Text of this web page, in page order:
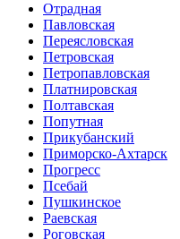
Отрадная
Павловская
Переясловская
Петровская
Петропавловская
Платнировская
Полтавская
Попутная
Прикубанский
Приморско-Ахтарск
Прогресс
Псебай
Пушкинское
Раевская
Роговская